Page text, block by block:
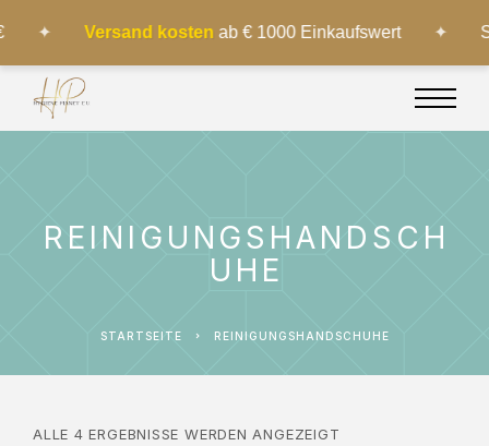
✦ Versand kostenab € 1000 Einkaufswert ✦
REINIGUNGSHANDSCH
UHE
STARTSEITE REINIGUNGSHANDSCHUHE
ALLE 4 ERGEBNISSE WERDEN ANGEZEIGT